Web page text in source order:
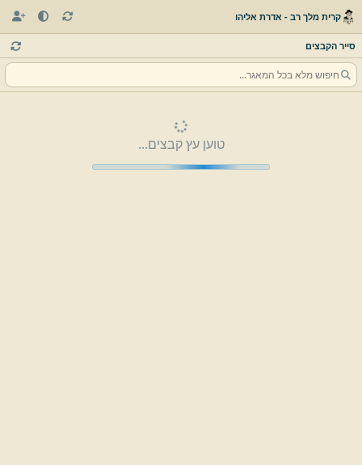
קרית מלך רב - אדרת אליהו
סייר הקבצים
טוען עץ קבצים...